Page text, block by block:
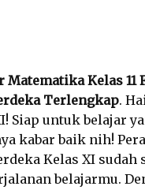
Kelas 11
Terlengkap.
Siap untuk belajar
kabar baik nih!
Kelas XI sudah
belajarmu.